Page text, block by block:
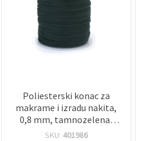
Poliesterski konac za
makrame i izradu nakita,
0,8 mm, tamnozelena,
oko 80 m
SKU: 401986